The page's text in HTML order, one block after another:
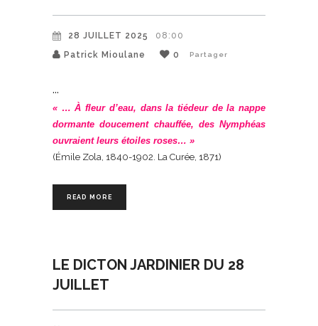
28 JUILLET 2025
08:00
Patrick Mioulane
0 Partager
« … À fleur d’eau, dans la tiédeur de la nappe
dormante doucement chauffée, des Nymphéas
ouvraient leurs étoiles roses… »
(Émile Zola, 1840-1902. La Curée, 1871)
READ MORE
LE DICTON JARDINIER DU 28
JUILLET